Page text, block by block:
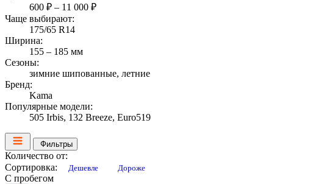
600 ₽ – 11 000 ₽
Чаще выбирают:
175/65 R14
Ширина:
155 – 185 мм
Сезоны:
зимние шипованные, летние
Бренд:
Kama
Популярные модели:
505 Irbis, 132 Breeze, Euro519
Фильтры
Количество от:
Сортировка:
Дешевле Дороже
С пробегом